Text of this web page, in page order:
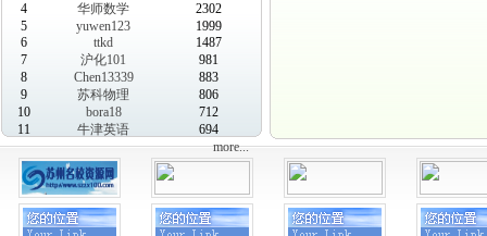
4
华师数学
2302
5
yuwen123
1999
6
ttkd
1487
7
沪化101
981
8
Chen13339
883
9
苏科物理
806
10
bora18
712
11
牛津英语
694
more...